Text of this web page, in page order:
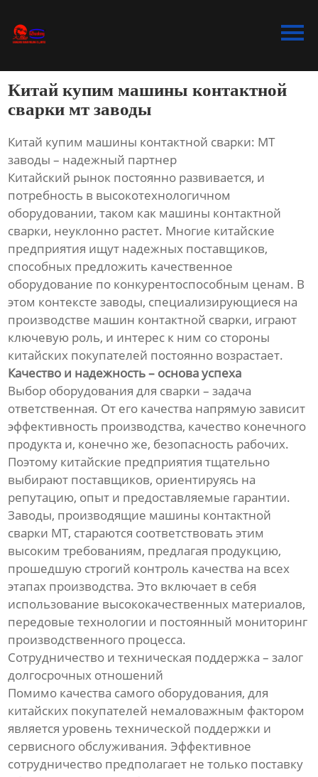
Bидео
О Hас
Контакты
Китай купим машины контактной
сварки мт заводы
Китай купим машины контактной сварки: МТ
заводы – надежный партнер
Китайский рынок постоянно развивается, и
потребность в высокотехнологичном
оборудовании, таком как машины контактной
сварки, неуклонно растет. Многие китайские
предприятия ищут надежных поставщиков,
способных предложить качественное
оборудование по конкурентоспособным ценам. В
этом контексте заводы, специализирующиеся на
производстве машин контактной сварки, играют
ключевую роль, и интерес к ним со стороны
китайских покупателей постоянно возрастает.
Качество и надежность – основа успеха
Выбор оборудования для сварки – задача
ответственная. От его качества напрямую зависит
эффективность производства, качество конечного
продукта и, конечно же, безопасность рабочих.
Поэтому китайские предприятия тщательно
выбирают поставщиков, ориентируясь на
репутацию, опыт и предоставляемые гарантии.
Заводы, производящие машины контактной
сварки МТ, стараются соответствовать этим
высоким требованиям, предлагая продукцию,
прошедшую строгий контроль качества на всех
этапах производства. Это включает в себя
использование высококачественных материалов,
передовые технологии и постоянный мониторинг
производственного процесса.
Сотрудничество и техническая поддержка – залог
долгосрочных отношений
Помимо качества самого оборудования, для
китайских покупателей немаловажным фактором
является уровень технической поддержки и
сервисного обслуживания. Эффективное
сотрудничество предполагает не только поставку